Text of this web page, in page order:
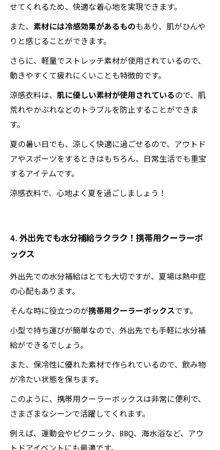
せてくれるため、快適な着心地を実現できます。
また、 素材には冷感効果があるものもあり、肌がひんや
りと感じることができます。
さらに、軽量でストレッチ素材が使用されているので、
動きやすくて疲れにくいことも特徴的です。
涼感衣料は、 肌に優しい素材が使用されているので、肌
荒れやかぶれなどのトラブルを防止することができま
す。
夏の暑い日でも、涼しく快適に過ごせるので、アウトド
アやスポーツをするときはもちろん、日常生活でも重宝
するアイテムです。
涼感衣料で、心地よく夏を過ごしましょう！
4. 外出先でも水分補給ラクラク！携帯用クーラーボ
ックス
外出先での水分補給はとても大切ですが、夏場は熱中症
の心配もあります。
そんな時に役立つのが携帯用クーラーボックスです。
小型で持ち運びが簡単なので、外出先でも手軽に水分補
給ができるでしょう。
また、保冷性に優れた素材で作られているので、飲み物
が冷たい状態を保ちます。
このように、携帯用クーラーボックスは非常に便利で、
さまざまなシーンで活躍してくれます。
例えば、運動会やピクニック、BBQ、海水浴など、アウ